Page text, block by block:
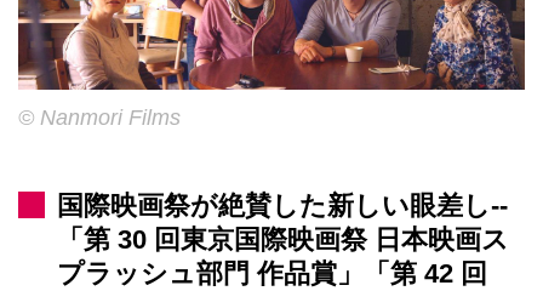
© Nanmori Films
国際映画祭が絶賛した新しい眼差し--
「第 30 回東京国際映画祭 日本映画ス
プラッシュ部門 作品賞」「第 42 回